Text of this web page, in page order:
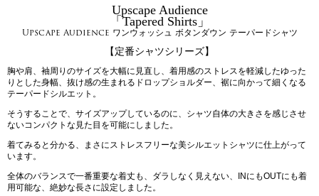
Upscape Audience
「Tapered Shirts」
Upscape Audience ワンウォッシュ ボタンダウン テーパードシャツ
【定番シャツシリーズ】
胸や肩、袖周りのサイズを大幅に見直し、着用感のストレスを軽減したゆった
りとした身幅、抜け感の生まれるドロップショルダー、裾に向かって細くなる
テーパードシルエット。
そうすることで、サイズアップしているのに、シャツ自体の大きさを感じさせ
ないコンパクトな見た目を可能にしました。
着てみると分かる、まさにストレスフリーな美シルエットシャツに仕上がって
います。
全体のバランスで一番重要な着丈も、ダラしなく見えない、INにもOUTにも着
用可能な、絶妙な長さに設定しました。